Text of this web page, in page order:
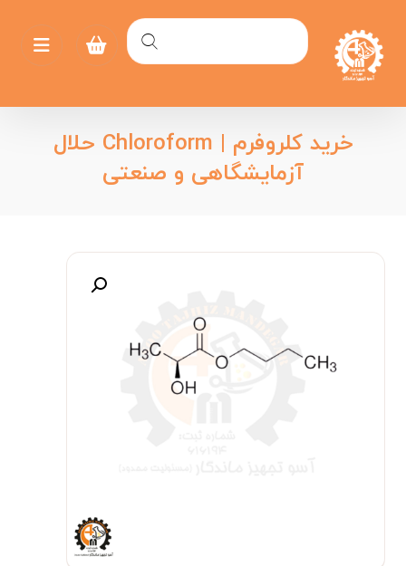
خرید کلروفرم | Chloroform حلال
آزمایشگاهی و صنعتی